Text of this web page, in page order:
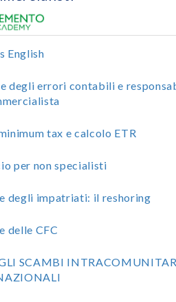
English
degli errori contabili e
tax e calcolo ETR
per non specialisti
degli impatriati: il reshoring
delle CFC
SCAMBI